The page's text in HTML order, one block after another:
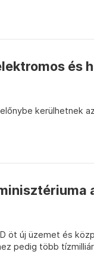
és
kerülhetnek
öt új üzemet és
pedig több